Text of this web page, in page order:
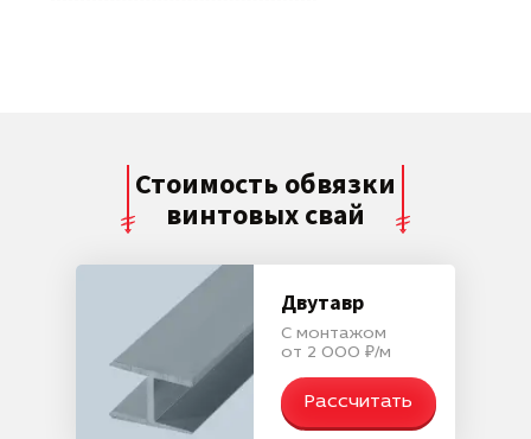
Стоимость обвязки
винтовых свай
Двутавр
С монтажом
от 2 000 ₽/м
Рассчитать